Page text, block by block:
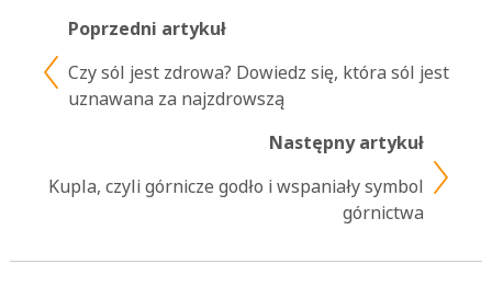
Poprzedni artykuł
Czy sól jest zdrowa? Dowiedz się, która sól jest
uznawana za najzdrowszą
Następny artykuł
Kupla, czyli górnicze godło i wspaniały symbol
górnictwa